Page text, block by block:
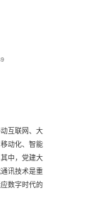
互联网、大
动化、智能
中，党建大
讯技术是重
数字时代的